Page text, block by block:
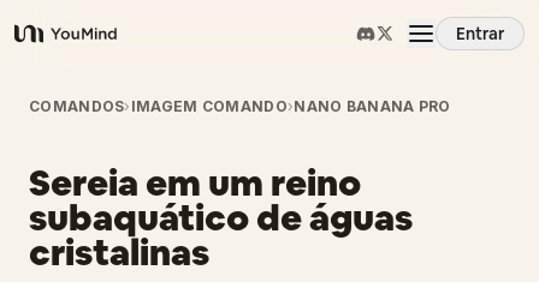
YouMind
Entrar
Visão Geral
Casos de Uso
Habilidades
COMANDOS› IMAGEM COMANDO›NANO BANANA PRO
Sereia em um reino
subaquático de águas
cristalinas